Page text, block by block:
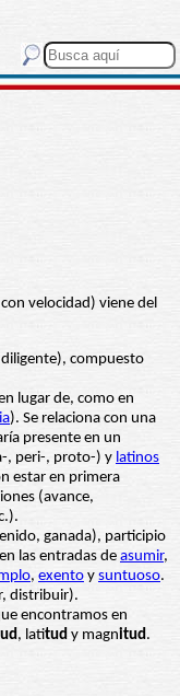
velocidad) viene del
compuesto
lugar de, como en
). Se relaciona con una
presente en un
, peri-, proto-) y latinos
estar en primera
(avance,
ganada), participio
las entradas deasumir,
, exento y suntuoso.
distribuir).
encontramos en
, latitud y magnitud.